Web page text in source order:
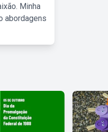
Minha
abordagens